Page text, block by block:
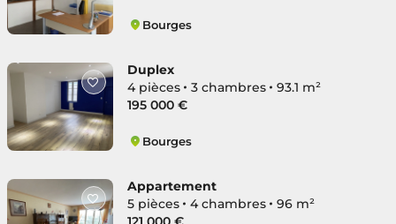
Bourges
Duplex
4 pièces
3 chambres
93.1 m²
195 000 €
Bourges
Appartement
5 pièces
4 chambres
96 m²